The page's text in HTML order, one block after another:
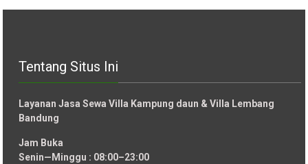
Tentang Situs Ini
Layanan Jasa Sewa Villa Kampung daun & Villa Lembang
Bandung
Jam Buka
Senin—Minggu : 08:00–23:00